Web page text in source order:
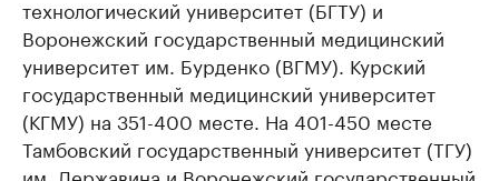
технологический университет (БГТУ) и
Воронежский государственный медицинский
университет им. Бурденко (ВГМУ). Курский
государственный медицинский университет
(КГМУ) на 351-400 месте. На 401-450 месте
Тамбовский государственный университет (ТГУ)